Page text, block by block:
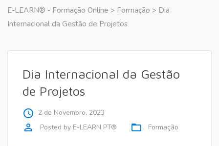
E-LEARN® - Formação Online > Formação > Dia
Internacional da Gestão de Projetos
Dia Internacional da Gestão
de Projetos
access_time 2 de Novembro, 2023
perm_identity Posted by E-LEARN PT® folder_open Formação